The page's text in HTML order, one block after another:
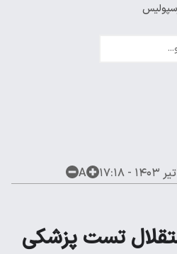
قهرمانان
A
تست پزشکی